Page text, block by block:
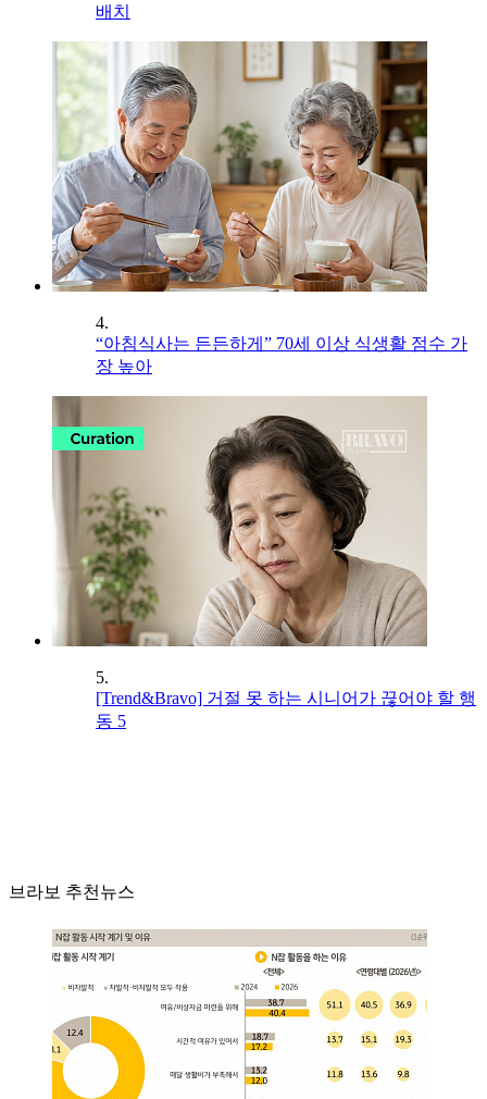
배치
4.
“아침식사는 든든하게” 70세 이상 식생활 점수 가
장 높아
5.
[Trend&Bravo] 거절 못 하는 시니어가 끊어야 할 행
동 5
브라보 추천뉴스